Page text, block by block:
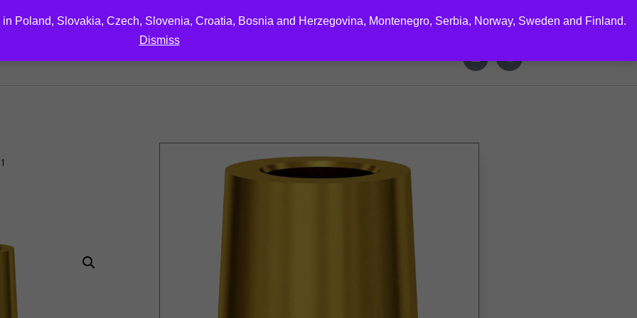
Poland, Slovakia, Czech, Slovenia, Croatia, Bosnia and Herzegovina, Montenegro, Serbia, Norway, Sweden and Finland.
Dismiss
DOWNLOAD